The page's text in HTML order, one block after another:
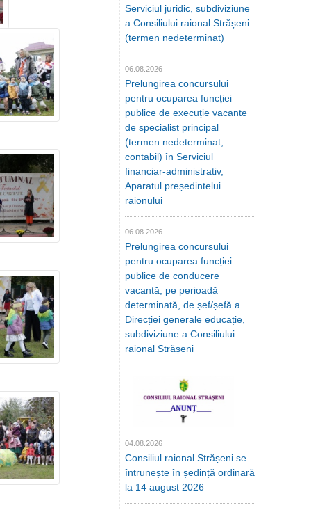
Serviciul juridic, subdiviziune
a Consiliului raional Strășeni
(termen nedeterminat)
06.08.2026
Prelungirea concursului
pentru ocuparea funcției
publice de execuție vacante
de specialist principal
(termen nedeterminat,
contabil) în Serviciul
financiar-administrativ,
Aparatul președintelui
raionului
06.08.2026
Prelungirea concursului
pentru ocuparea funcției
publice de conducere
vacantă, pe perioadă
determinată, de șef/șefă a
Direcției generale educație,
subdiviziune a Consiliului
raional Strășeni
04.08.2026
Consiliul raional Strășeni se
întrunește în ședință ordinară
la 14 august 2026